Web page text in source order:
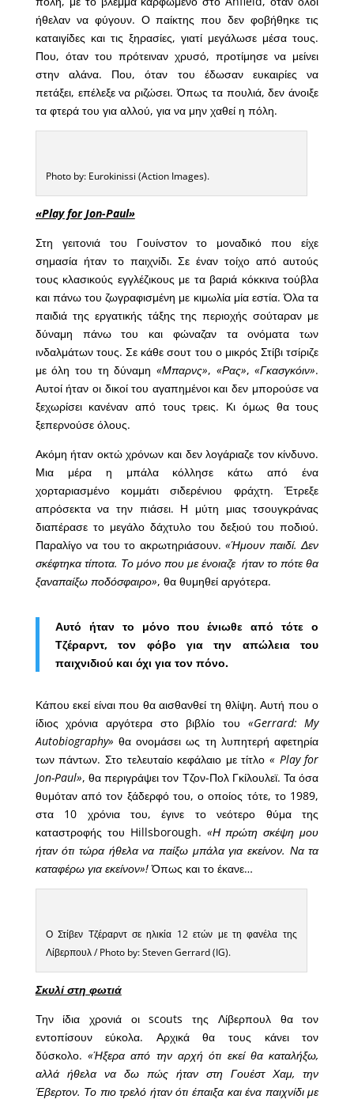
ήθελαν να φύγουν. Ο παίκτης που δεν φοβήθηκε τις
καταιγίδες και τις ξηρασίες, γιατί μεγάλωσε μέσα τους.
Που, όταν του πρότειναν χρυσό, προτίμησε να μείνει
στην αλάνα. Που, όταν του έδωσαν ευκαιρίες να
πετάξει, επέλεξε να ριζώσει. Όπως τα πουλιά, δεν άνοιξε
τα φτερά του για αλλού, για να μην χαθεί η πόλη.
Photo by: Eurokinissi (Action Images).
«Play for Jon-Paul»
Στη γειτονιά του Γουίνστον το μοναδικό που είχε
σημασία ήταν το παιχνίδι. Σε έναν τοίχο από αυτούς
τους κλασικούς εγγλέζικους με τα βαριά κόκκινα τούβλα
και πάνω του ζωγραφισμένη με κιμωλία μία εστία. Όλα τα
παιδιά της εργατικής τάξης της περιοχής σούταραν με
δύναμη πάνω του και φώναζαν τα ονόματα των
ινδαλμάτων τους. Σε κάθε σουτ του ο μικρός Στίβι τσίριζε
με όλη του τη δύναμη «Μπαρνς», «Ρας»,«Γκασγκόιν».
Αυτοί ήταν οι δικοί του αγαπημένοι και δεν μπορούσε να
ξεχωρίσει κανέναν από τους τρεις. Κι όμως θα τους
ξεπερνούσε όλους.
Ακόμη ήταν οκτώ χρόνων και δεν λογάριαζε τον κίνδυνο.
Μια μέρα η μπάλα κόλλησε κάτω από ένα
χορταριασμένο κομμάτι σιδερένιου φράχτη. Έτρεξε
απρόσεκτα να την πιάσει. Η μύτη μιας τσουγκράνας
διαπέρασε το μεγάλο δάχτυλο του δεξιού του ποδιού.
Παραλίγο να του το ακρωτηριάσουν.«Ήμουν παιδί. Δεν
σκέφτηκα τίποτα. Το μόνο που με ένοιαζε ήταν το πότε θα
ξαναπαίξω ποδόσφαιρο», θα θυμηθεί αργότερα.
Αυτό ήταν το μόνο που ένιωθε από τότε ο
Τζέραρντ, τον φόβο για την απώλεια του
παιχνιδιού και όχι για τον πόνο.
Κάπου εκεί είναι που θα αισθανθεί τη θλίψη. Αυτή που ο
ίδιος χρόνια αργότερα στο βιβλίο του «Gerrard: My
Autobiography» θα ονομάσει ως τη λυπητερή αφετηρία
των πάντων. Στο τελευταίο κεφάλαιο με τίτλο « Play for
Jon-Paul», θα περιγράψει τον Τζον-Πολ Γκίλουλεϊ. Τα όσα
θυμόταν από τον ξάδερφό του, ο οποίος τότε, το 1989,
στα 10 χρόνια του, έγινε το νεότερο θύμα της
καταστροφής του Hillsborough. «Η πρώτη σκέψη μου
ήταν ότι τώρα ήθελα να παίξω μπάλα για εκείνον. Να τα
καταφέρω για εκείνον»!Όπως και το έκανε…
Ο Στίβεν Τζέραρντ σε ηλικία 12 ετών με τη φανέλα της
Λίβερπουλ / Photo by: Steven Gerrard (IG).
Σκυλί στη φωτιά
Την ίδια χρονιά οι scouts της Λίβερπουλ θα τον
εντοπίσουν εύκολα. Αρχικά θα τους κάνει τον
δύσκολο.«Ήξερα από την αρχή ότι εκεί θα καταλήξω,
αλλά ήθελα να δω πώς ήταν στη Γουέστ Χαμ, την
Έβερτον. Το πιο τρελό ήταν ότι έπαιξα και ένα παιχνίδι με